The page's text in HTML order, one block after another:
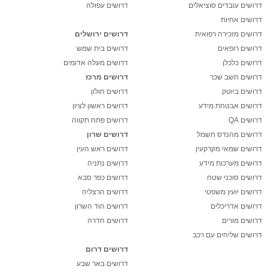
דרושים עובדים סוציאלים
דרושים אחיות
דרושים מזכירה רפואית
דרושים רופאים
דרושים כלכלן
דרושים חשב שכר
דרושים ביוטק
דרושים אבטחת מידע
דרושים QA
דרושים מהנדס חשמל
דרושים שמאי מקרקעין
דרושים מערכות מידע
דרושים סוכני שטח
דרושים יועץ משפטי
דרושים אדריכלים
דרושים מורים
דרושים שליחים עם רכב
דרושים עפולה
דרושים ירושלים
דרושים בית שמש
דרושים מעלה אדומים
דרושים מרכז
דרושים חולון
דרושים ראשון לציון
דרושים פתח תקווה
דרושים שרון
דרושים ראש העין
דרושים נתניה
דרושים כפר סבא
דרושים הרצליה
דרושים הוד השרון
דרושים חדרה
דרושים דרום
דרושים באר שבע